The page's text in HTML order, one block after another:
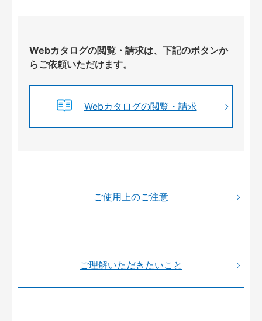
Webカタログの閲覧・請求は、下記のボタンか
らご依頼いただけます。
Webカタログの閲覧・請求
ご使用上のご注意
ご理解いただきたいこと